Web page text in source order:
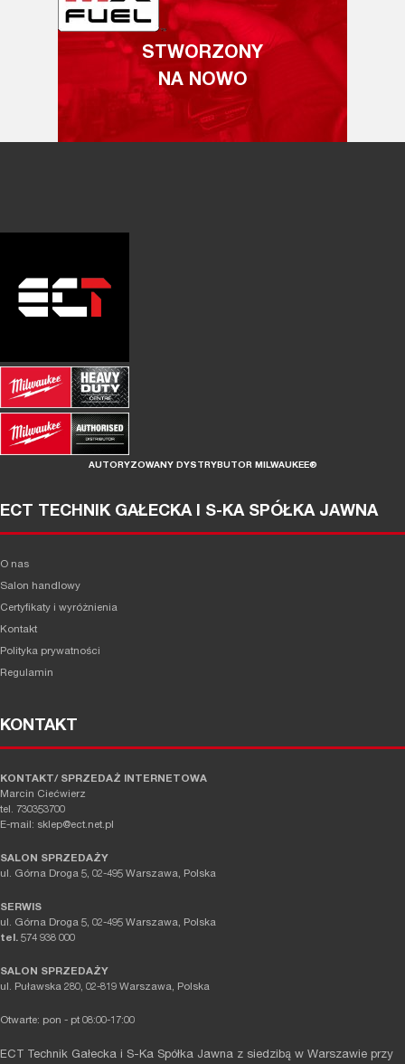
STWORZONY
NA NOWO
AUTORYZOWANY DYSTRYBUTOR MILWAUKEE®
ECT TECHNIK GAŁECKA I S-KA SPÓŁKA JAWNA
O nas
Salon handlowy
Certyfikaty i wyróżnienia
Kontakt
Polityka prywatności
Regulamin
KONTAKT
KONTAKT/ SPRZEDAŻ INTERNETOWA
Marcin Ciećwierz
tel. 730353700
E-mail: sklep@ect.net.pl
SALON SPRZEDAŻY
ul. Górna Droga 5, 02-495 Warszawa, Polska
SERWIS
ul. Górna Droga 5, 02-495 Warszawa, Polska
tel. 574 938 000
SALON SPRZEDAŻY
ul. Puławska 280, 02-819 Warszawa, Polska
Otwarte: pon - pt 08:00-17:00
ECT Technik Gałecka i S-Ka Spółka Jawna z siedzibą w Warszawie przy